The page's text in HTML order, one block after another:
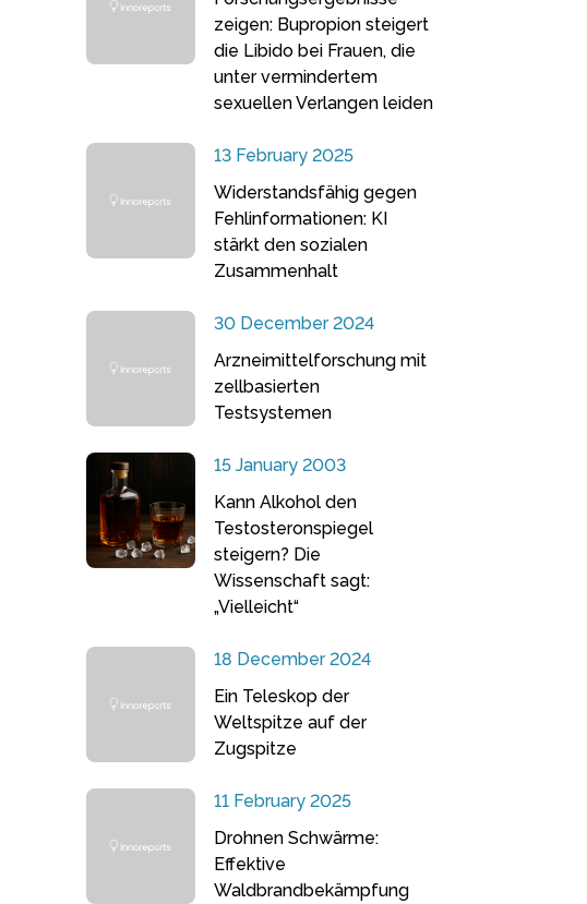
zeigen: Bupropion steigert
die Libido bei Frauen, die
unter vermindertem
sexuellen Verlangen leiden
13 February 2025
Widerstandsfähig gegen
Fehlinformationen: KI
stärkt den sozialen
Zusammenhalt
30 December 2024
Arzneimittelforschung mit
zellbasierten
Testsystemen
15 January 2003
Kann Alkohol den
Testosteronspiegel
steigern? Die
Wissenschaft sagt:
„Vielleicht“
18 December 2024
Ein Teleskop der
Weltspitze auf der
Zugspitze
11 February 2025
Drohnen Schwärme:
Effektive
Waldbrandbekämpfung